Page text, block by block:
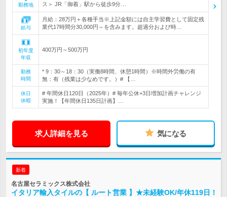
勤務地
ス＞ JR「御着」駅から徒歩9分…
給与
月給：28万円＋各種手当※上記金額には自主学習費として固定残
業代17時間分30,000円～を含みます。超過分および時…
初年度
年収
400万円～500万円
勤務
時間
* 9：30～18：30（実働8時間、休憩1時間）※時間外労働の有
無：有（残業は少なめです。）# 【…
休日
休暇
# 年間休日120日（2025年）# 毎年公休+3日増加計画チャレンジ
実施！【年間休日135日計画】…
求人詳細を見る 気になる
新着
名古屋セラミックス株式会社
イタリア輸入タイルの【 ルート営業 】★未経験OK/年休119日！